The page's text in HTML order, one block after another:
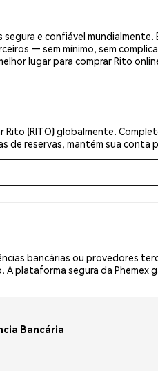
e confiável
— sem mínimo, sem
lugar para comprar Rito
Rito (RITO) globalmente.
de reservas, mantém sua
bancárias ou provedores
plataforma segura da Phemex
Bancária